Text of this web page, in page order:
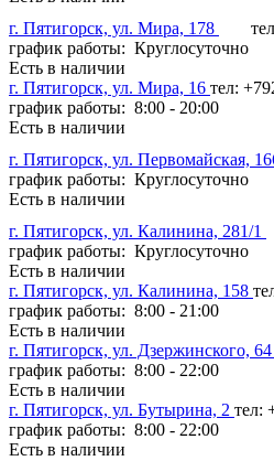
г. Пятигорск, ул. Мира, 178
график работы: Круглосуточно
Есть в наличии
г. Пятигорск, ул. Мира, 16 тел:
график работы: 8:00 - 20:00
Есть в наличии
г. Пятигорск, ул. Первомайская,
график работы: Круглосуточно
Есть в наличии
г. Пятигорск, ул. Калинина, 281/1
график работы: Круглосуточно
Есть в наличии
г. Пятигорск, ул. Калинина, 158
график работы: 8:00 - 21:00
Есть в наличии
г. Пятигорск, ул. Дзержинского, 64
график работы: 8:00 - 22:00
Есть в наличии
г. Пятигорск, ул. Бутырина, 2 тел:
график работы: 8:00 - 22:00
Есть в наличии